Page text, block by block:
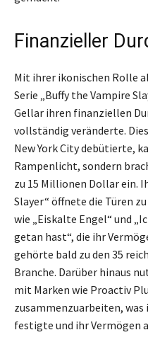
Finanzieller
Mit ihrer ikonischen Rolle
Serie „Buffy the Vampire
Gellar ihren finanziellen
vollständig veränderte.
New York City debütierte,
Rampenlicht, sondern
zu 15 Millionen Dollar ein.
Slayer“ öffnete die Türen
wie „Eiskalte Engel“ und
getan hast“, die ihr
gehörte bald zu den 35
Branche. Darüber hinaus
mit Marken wie Proactiv
zusammenzuarbeiten,
festigte und ihr Vermögen